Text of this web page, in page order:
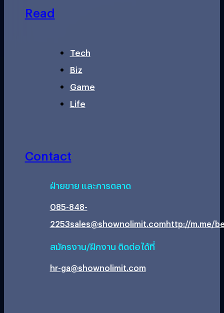
Read
Tech
Biz
Game
Life
Contact
ฝ่ายขาย และการตลาด
085-848-
2253sales@shownolimit.comhttp://m.me/
สมัครงาน/ฝึกงาน ติดต่อได้ที่
hr-ga@shownolimit.com